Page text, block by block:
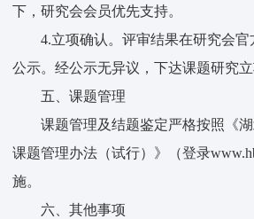
下，研究会会员优先支持。
4.立项确认。评审结果在研究会
公示。经公示无异议，下达课题研究立
五、课题管理
课题管理及结题鉴定严格按照《
课题管理办法（试行）》（登录
施。
六、其他事项